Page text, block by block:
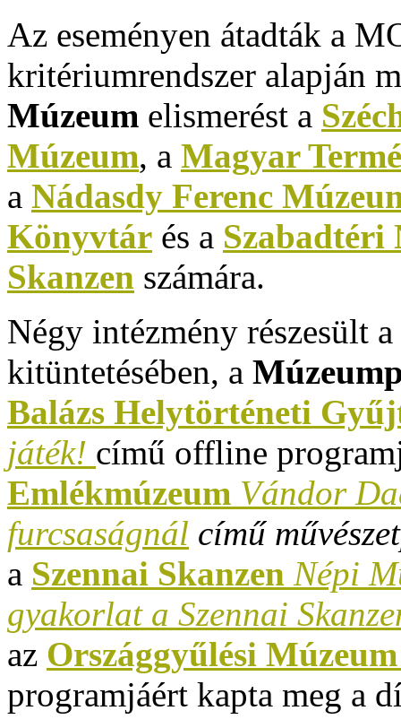
Az eseményen átadták a
kritériumrendszer alapján
Múzeum elismerést a
Múzeum, a Magyar
a Nádasdy Ferenc
Könyvtár és a Szabadtéri
Skanzen számára.
Négy intézmény részesült
kitüntetésében, a
Balázs Helytörténeti
játék! című offline
Emlékmúzeum Vándor
furcsaságnál című
a Szennai Skanzen Népi
gyakorlat a Szennai
az Országgyűlési
programjáért kapta meg a